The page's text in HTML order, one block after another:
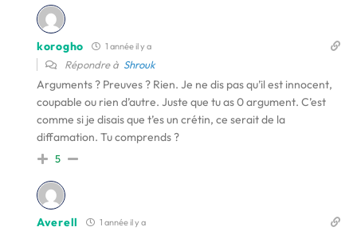
korogho 1 année il y a
Répondre à Shrouk
Arguments ? Preuves ? Rien. Je ne dis pas qu’il est innocent,
coupable ou rien d’autre. Juste que tu as 0 argument. C’est
comme si je disais que t’es un crétin, ce serait de la
diffamation. Tu comprends ?
5
Averell 1 année il y a